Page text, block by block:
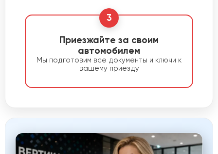
3
Приезжайте за своим
автомобилем
Мы подготовим все документы и ключи к
вашему приезду